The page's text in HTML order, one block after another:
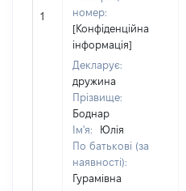
1
номер:
[Конфіденційна
інформація]
Декларує:
дружина
Прізвище:
Боднар
Ім'я:
Юлія
По батькові (за
наявності):
Гурамівна